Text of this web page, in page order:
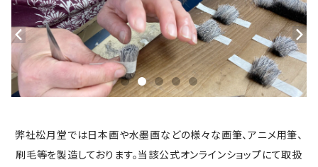
弊社松月堂では日本画や水墨画などの様々な画筆、アニメ用筆、
刷毛等を製造しております。当該公式オンラインショップにて取扱